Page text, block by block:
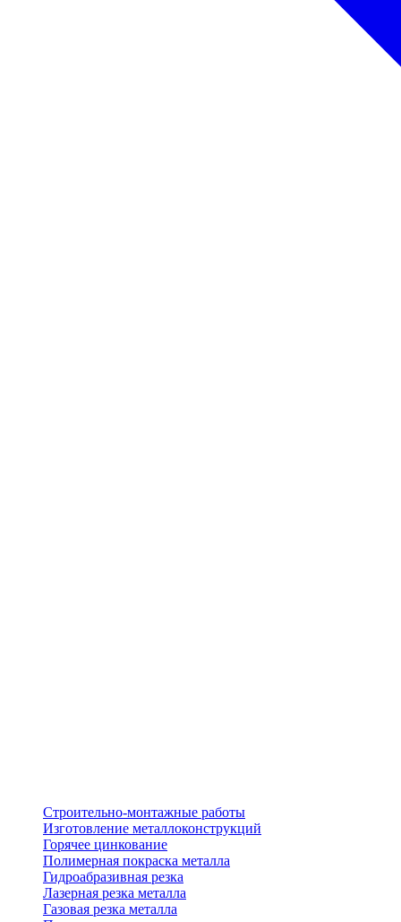
Строительно-монтажные работы
Изготовление металлоконструкций
Горячее цинкование
Полимерная покраска металла
Гидроабразивная резка
Лазерная резка металла
Газовая резка металла